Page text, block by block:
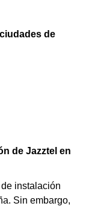
de
de Jazztel en
instalación
Sin embargo,